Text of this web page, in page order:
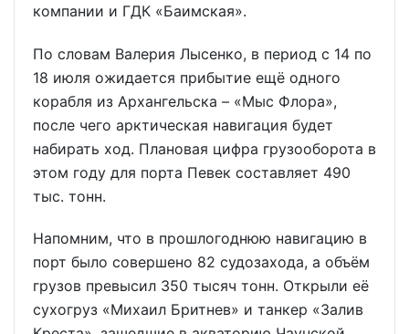
компании и ГДК «Баимская».
По словам Валерия Лысенко, в период с 14 по
18 июля ожидается прибытие ещё одного
корабля из Архангельска – «Мыс Флора»,
после чего арктическая навигация будет
набирать ход. Плановая цифра грузооборота в
этом году для порта Певек составляет 490
тыс. тонн.
Напомним, что в прошлогоднюю навигацию в
порт было совершено 82 судозахода, а объём
грузов превысил 350 тысяч тонн. Открыли её
сухогруз «Михаил Бритнев» и танкер «Залив